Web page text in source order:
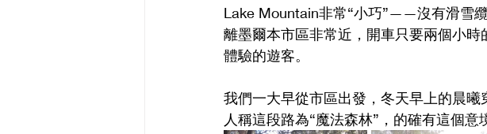
Lake Mountain非常“小巧”——沒有滑雪
離墨爾本市區非常近，開車只要兩個小
體驗的遊客。
我們一大早從市區出發，冬天早上的晨
人稱這段路為“魔法森林”，的確有這個意